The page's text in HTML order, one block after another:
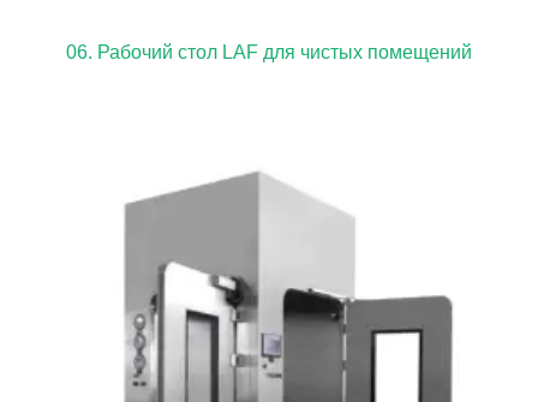
06. Рабочий стол LAF для чистых помещений